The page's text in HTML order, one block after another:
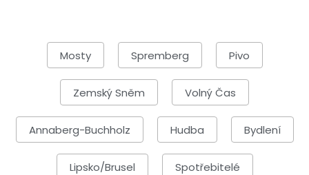
Mosty Spremberg Pivo
Zemský Sněm Volný Čas
Annaberg-Buchholz Hudba Bydlení
Lipsko/Brusel Spotřebitelé